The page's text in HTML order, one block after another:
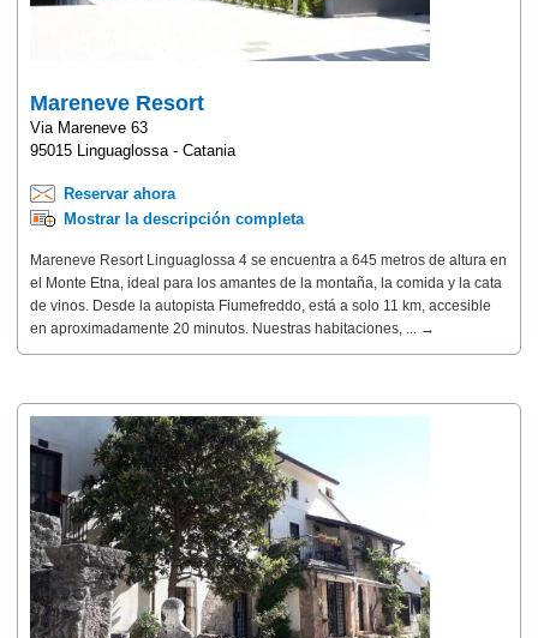
Mareneve Resort
Via Mareneve 63
95015 Linguaglossa - Catania
Reservar ahora
Mostrar la descripción completa
Mareneve Resort Linguaglossa 4 se encuentra a 645 metros de altura en
el Monte Etna, ideal para los amantes de la montaña, la comida y la cata
de vinos. Desde la autopista Fiumefreddo, está a solo 11 km, accesible
en aproximadamente 20 minutos. Nuestras habitaciones, ... →